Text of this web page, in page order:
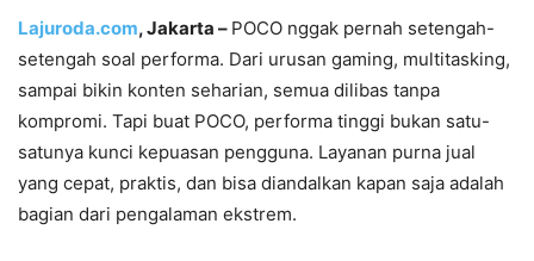
Lajuroda.com, Jakarta – POCO nggak pernah setengah-
setengah soal performa. Dari urusan gaming, multitasking,
sampai bikin konten seharian, semua dilibas tanpa
kompromi. Tapi buat POCO, performa tinggi bukan satu-
satunya kunci kepuasan pengguna. Layanan purna jual
yang cepat, praktis, dan bisa diandalkan kapan saja adalah
bagian dari pengalaman ekstrem.